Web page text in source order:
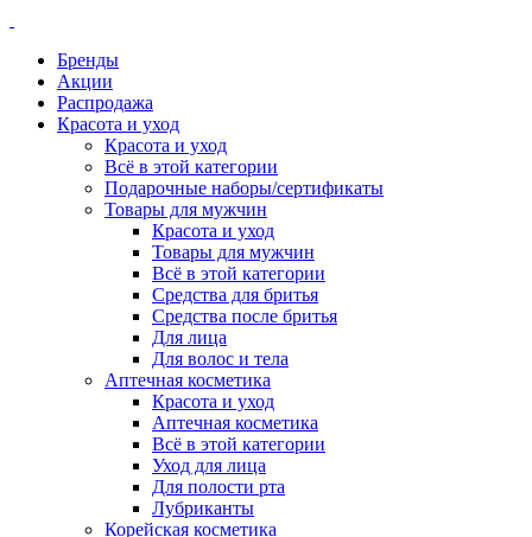
Бренды
Акции
Распродажа
Красота и уход
Красота и уход
Всё в этой категории
Подарочные наборы/сертификаты
Товары для мужчин
Красота и уход
Товары для мужчин
Всё в этой категории
Средства для бритья
Средства после бритья
Для лица
Для волос и тела
Аптечная косметика
Красота и уход
Аптечная косметика
Всё в этой категории
Уход для лица
Для полости рта
Лубриканты
Корейская косметика